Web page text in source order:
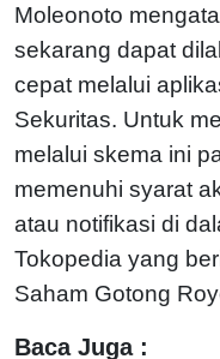
Moleonoto
sekarang dapat
cepat melalui
Sekuritas. Untuk
melalui skema ini
memenuhi syarat
atau notifikasi di
Tokopedia yang
Saham Gotong
Baca Juga :